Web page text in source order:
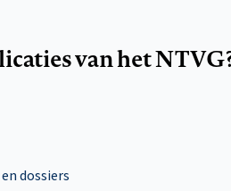
van het
dossiers